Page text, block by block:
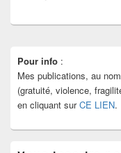
principale
de
widget
pour
barre
Pour info :
Mes publications, au
(gratuité, violence,
en cliquant surCE LIEN.